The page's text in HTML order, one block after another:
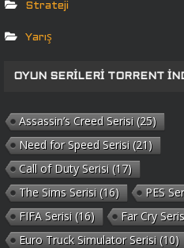
Strateji
Yarış
OYUN SERILERI TORRENT
Assassin’s Creed Serisi (25)
Need for Speed Serisi (21)
Call of Duty Serisi (17)
The Sims Serisi (16) PES
FIFA Serisi (16) Far Cry
Euro Truck Simulator Serisi (10)